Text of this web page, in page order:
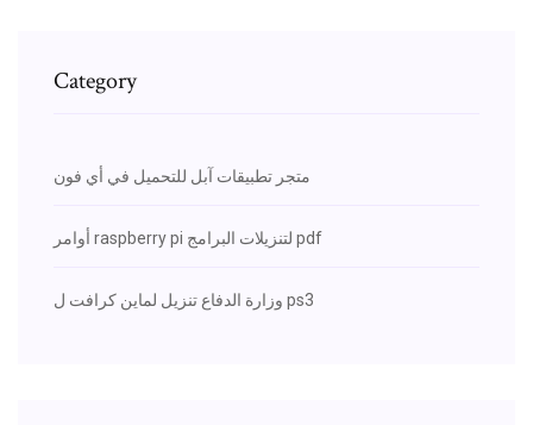
Category
متجر تطبيقات آبل للتحميل في أي فون
أوامر raspberry pi لتنزيلات البرامج pdf
وزارة الدفاع تنزيل لماين كرافت ل ps3